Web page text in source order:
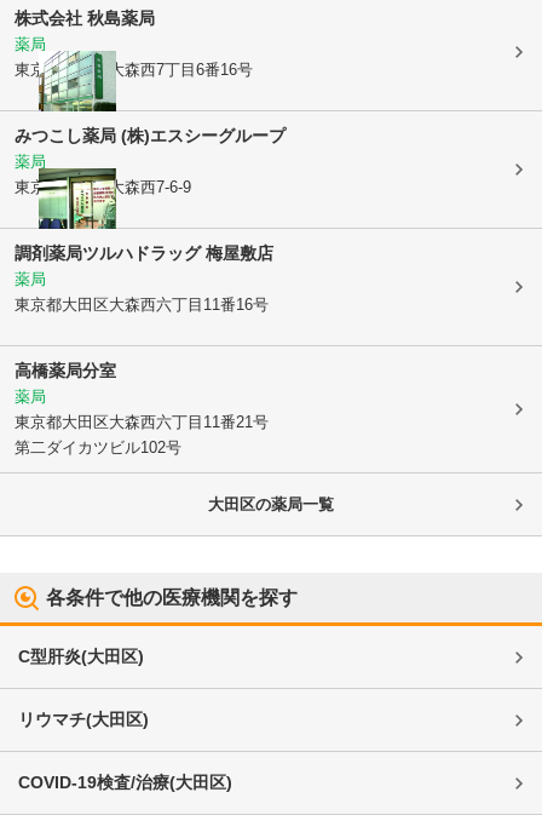
株式会社 秋島薬局
薬局
東京都大田区
大森西7丁目6番16号
みつこし薬局 (株)エスシーグループ
薬局
東京都大田区大森西7-6-9
調剤薬局ツルハドラッグ 梅屋敷店
薬局
東京都大田区大森西六丁目11番16号
高橋薬局分室
薬局
東京都大田区大森西六丁目11番21号
第二ダイカツビル102号
大田区の薬局一覧
各条件で他の医療機関を探す
C型肝炎(大田区)
リウマチ(大田区)
COVID-19検査/治療(大田区)